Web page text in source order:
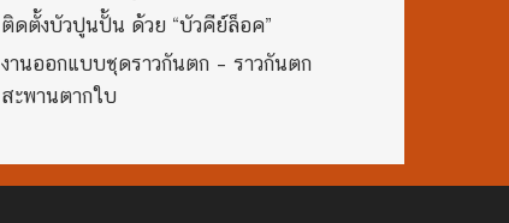
ติดตั้งบัวปูนปั้น ด้วย “บัวคีย์ล็อค”
งานออกแบบชุดราวกันตก – ราวกันตก
สะพานตากใบ